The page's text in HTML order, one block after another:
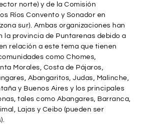
norte) y de la Comisión
Ríos Convento y Sonador en
sur). Ambas organizaciones han
la provincia de Puntarenas debido a
relación a este tema que tienen
como Chomes,
Morales, Costa de Pájaros,
Abangaritos, Judas, Malinche,
y Buenos Aires y los principales
tales como Abangares, Barranca,
Lajas y Ceibo (pueden ser